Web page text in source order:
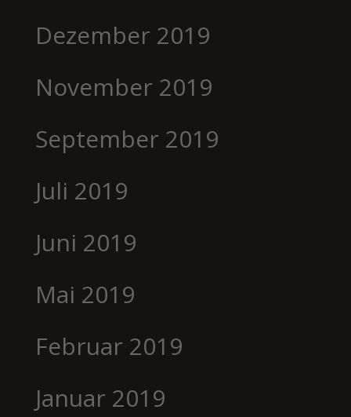
Dezember 2019
November 2019
September 2019
Juli 2019
Juni 2019
Mai 2019
Februar 2019
Januar 2019